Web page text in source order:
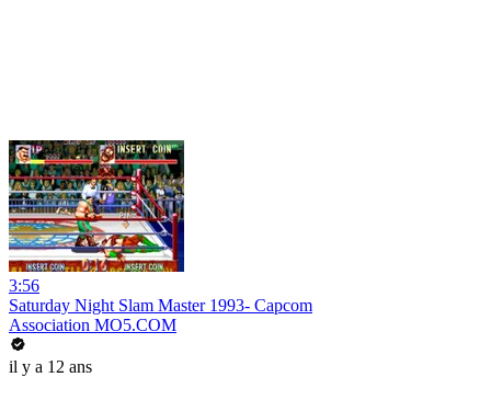
3:56
Saturday Night Slam Master 1993- Capcom
Association MO5.COM
il y a 12 ans